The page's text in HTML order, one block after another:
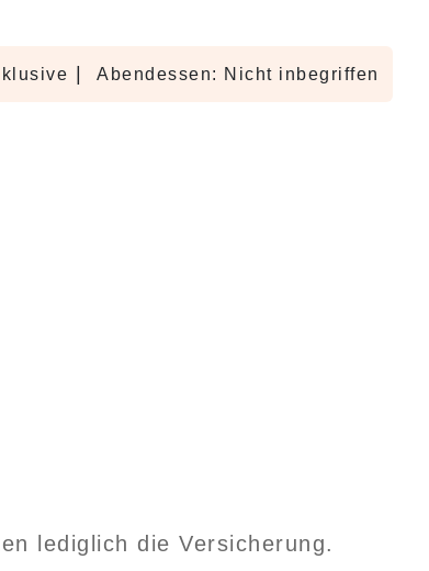
| Abendessen: Nicht inbegriffen
lediglich die Versicherung.